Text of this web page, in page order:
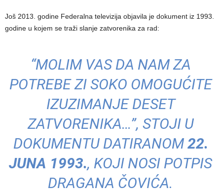
Još 2013. godine Federalna televizija objavila je dokument iz 1993.
godine u kojem se traži slanje zatvorenika za rad:
“MOLIM VAS DA NAM ZA
POTREBE ZI SOKO OMOGUĆITE
IZUZIMANJE DESET
ZATVORENIKA…”, STOJI U
DOKUMENTU DATIRANOM 22.
JUNA 1993., KOJI NOSI POTPIS
DRAGANA ČOVIĆA.